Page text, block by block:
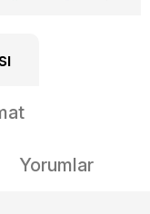
Yorumlar